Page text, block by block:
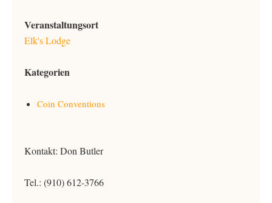
Veranstaltungsort
Elk's Lodge
Kategorien
Coin Conventions
Kontakt: Don Butler
Tel.: (910) 612-3766